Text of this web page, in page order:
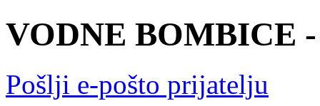
VODNE BOMBICE
Pošlji e-pošto prijatelju